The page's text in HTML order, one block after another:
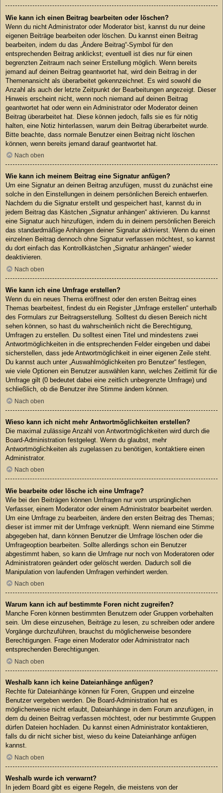
Wie kann ich einen Beitrag bearbeiten oder löschen?
Wenn du nicht Administrator oder Moderator bist, kannst du nur deine
eigenen Beiträge bearbeiten oder löschen. Du kannst einen Beitrag
bearbeiten, indem du das „Ändere Beitrag“-Symbol für den
entsprechenden Beitrag anklickst; eventuell ist dies nur für einen
begrenzten Zeitraum nach seiner Erstellung möglich. Wenn bereits
jemand auf deinen Beitrag geantwortet hat, wird dein Beitrag in der
Themenansicht als überarbeitet gekennzeichnet. Es wird sowohl die
Anzahl als auch der letzte Zeitpunkt der Bearbeitungen angezeigt. Dieser
Hinweis erscheint nicht, wenn noch niemand auf deinen Beitrag
geantwortet hat oder wenn ein Administrator oder Moderator deinen
Beitrag überarbeitet hat. Diese können jedoch, falls sie es für nötig
halten, eine Notiz hinterlassen, warum dein Beitrag überarbeitet wurde.
Bitte beachte, dass normale Benutzer einen Beitrag nicht löschen
können, wenn bereits jemand darauf geantwortet hat.
Nach oben
Wie kann ich meinem Beitrag eine Signatur anfügen?
Um eine Signatur an deinen Beitrag anzufügen, musst du zunächst eine
solche in den Einstellungen in deinem persönlichen Bereich entwerfen.
Nachdem du die Signatur erstellt und gespeichert hast, kannst du in
jedem Beitrag das Kästchen „Signatur anhängen“ aktivieren. Du kannst
eine Signatur auch hinzufügen, indem du in deinem persönlichen Bereich
das standardmäßige Anhängen deiner Signatur aktivierst. Wenn du einen
einzelnen Beitrag dennoch ohne Signatur verfassen möchtest, so kannst
du dort einfach das Kontrollkästchen „Signatur anhängen“ wieder
deaktivieren.
Nach oben
Wie kann ich eine Umfrage erstellen?
Wenn du ein neues Thema eröffnest oder den ersten Beitrag eines
Themas bearbeitest, findest du ein Register „Umfrage erstellen“ unterhalb
des Formulars zur Beitragserstellung. Solltest du diesen Bereich nicht
sehen können, so hast du wahrscheinlich nicht die Berechtigung,
Umfragen zu erstellen. Du solltest einen Titel und mindestens zwei
Antwortmöglichkeiten in die entsprechenden Felder eingeben und dabei
sicherstellen, dass jede Antwortmöglichkeit in einer eigenen Zeile steht.
Du kannst auch unter „Auswahlmöglichkeiten pro Benutzer“ festlegen,
wie viele Optionen ein Benutzer auswählen kann, welches Zeitlimit für die
Umfrage gilt (0 bedeutet dabei eine zeitlich unbegrenzte Umfrage) und
schließlich, ob die Benutzer ihre Stimme ändern können.
Nach oben
Wieso kann ich nicht mehr Antwortmöglichkeiten erstellen?
Die maximal zulässige Anzahl von Antwortmöglichkeiten wird durch die
Board-Administration festgelegt. Wenn du glaubst, mehr
Antwortmöglichkeiten als zugelassen zu benötigen, kontaktiere einen
Administrator.
Nach oben
Wie bearbeite oder lösche ich eine Umfrage?
Wie bei den Beiträgen können Umfragen nur vom ursprünglichen
Verfasser, einem Moderator oder einem Administrator bearbeitet werden.
Um eine Umfrage zu bearbeiten, ändere den ersten Beitrag des Themas;
dieser ist immer mit der Umfrage verknüpft. Wenn niemand eine Stimme
abgegeben hat, dann können Benutzer die Umfrage löschen oder die
Umfrageoption bearbeiten. Sollte allerdings schon ein Benutzer
abgestimmt haben, so kann die Umfrage nur noch von Moderatoren oder
Administratoren geändert oder gelöscht werden. Dadurch soll die
Manipulation von laufenden Umfragen verhindert werden.
Nach oben
Warum kann ich auf bestimmte Foren nicht zugreifen?
Manche Foren können bestimmten Benutzern oder Gruppen vorbehalten
sein. Um diese einzusehen, Beiträge zu lesen, zu schreiben oder andere
Vorgänge durchzuführen, brauchst du möglicherweise besondere
Berechtigungen. Frage einen Moderator oder Administrator nach
entsprechenden Berechtigungen.
Nach oben
Weshalb kann ich keine Dateianhänge anfügen?
Rechte für Dateianhänge können für Foren, Gruppen und einzelne
Benutzer vergeben werden. Die Board-Administration hat es
möglicherweise nicht erlaubt, Dateianhänge in dem Forum anzufügen, in
dem du deinen Beitrag verfassen möchtest, oder nur bestimmte Gruppen
dürfen Dateien hochladen. Du kannst einen Administrator kontaktieren,
falls du dir nicht sicher bist, wieso du keine Dateianhänge anfügen
kannst.
Nach oben
Weshalb wurde ich verwarnt?
In jedem Board gibt es eigene Regeln, die meistens von der